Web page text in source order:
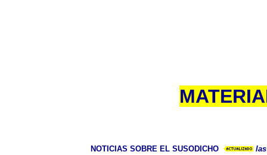
NOTICIAS SOBRE EL SUSODICHO las